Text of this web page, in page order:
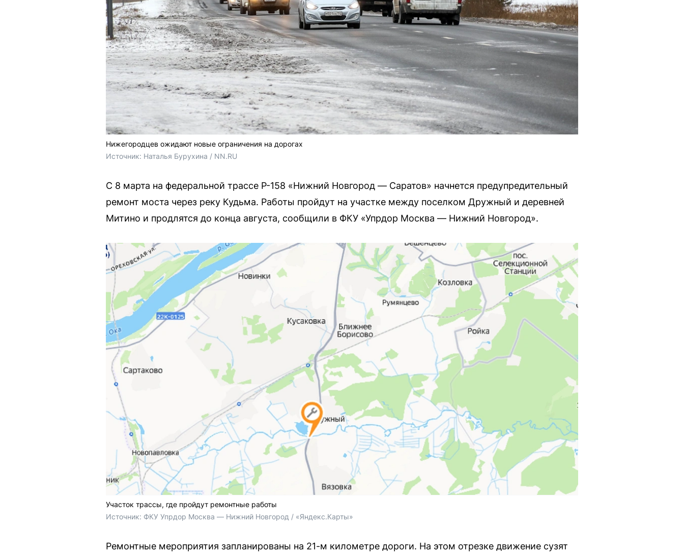
Нижегородцев ожидают новые ограничения на дорогах
Источник: Наталья Бурухина / NN.RU
С 8 марта на федеральной трассе Р-158 «Нижний Новгород — Саратов» начнется предупредительный
ремонт моста через реку Кудьма. Работы пройдут на участке между поселком Дружный и деревней
Митино и продлятся до конца августа, сообщили в ФКУ «Упрдор Москва — Нижний Новгород».
Участок трассы, где пройдут ремонтные работы
Источник: ФКУ Упрдор Москва — Нижний Новгород / «Яндекс.Карты»
Ремонтные мероприятия запланированы на 21-м километре дороги. На этом отрезке движение сузят